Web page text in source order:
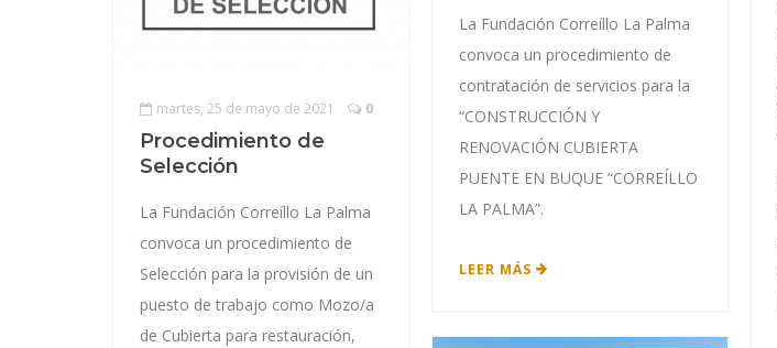
La Fundación Correíllo La Palma
convoca un procedimiento de
contratación de servicios para la
“CONSTRUCCIÓN Y
RENOVACIÓN CUBIERTA
PUENTE EN BUQUE “CORREÍLLO
LA PALMA”.
LEER MÁS
martes, 25 de mayo de 2021 0
Procedimiento de
Selección
La Fundación Correíllo La Palma
convoca un procedimiento de
Selección para la provisión de un
puesto de trabajo como Mozo/a
de Cubierta para restauración,